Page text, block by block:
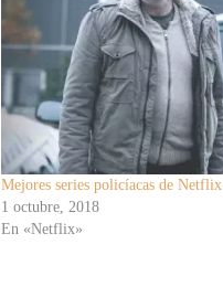
Mejores series policíacas de Netflix
1 octubre, 2018
En «Netflix»